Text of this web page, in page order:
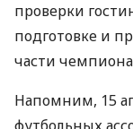
проверки
подготовке и
части
Напомним, 15